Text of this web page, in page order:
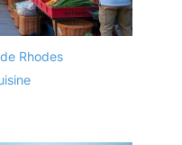
Rhodes